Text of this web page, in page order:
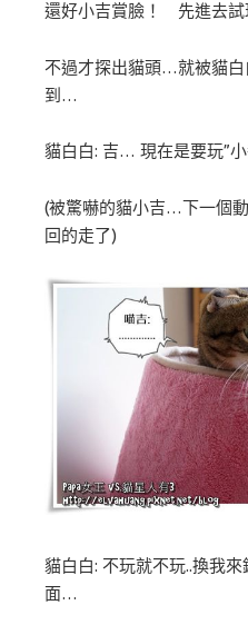
還好小吉賞臉！ 先進去試
不過才探出貓頭…就被貓
到…
貓白白: 吉… 現在是要玩”
(被驚嚇的貓小吉…下一個
回的走了)
貓白白: 不玩就不玩..換我
面…